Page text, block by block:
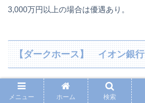
3,000万円以上の場合は優遇あり。
【ダークホース】 イオン銀行
メニュー ホーム 検索